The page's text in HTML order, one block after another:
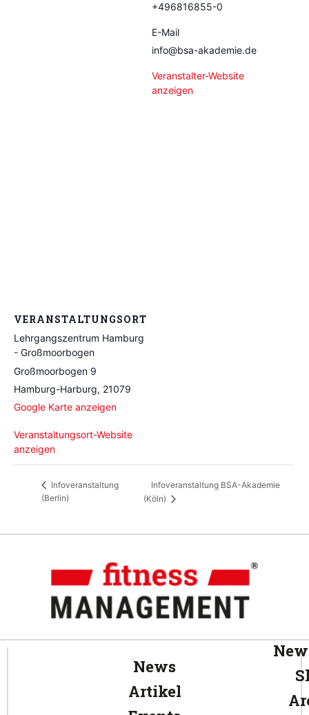
+496816855-0
E-Mail
info@bsa-akademie.de
Veranstalter-Website
anzeigen
VERANSTALTUNGSORT
Lehrgangszentrum Hamburg
- Großmoorbogen
Großmoorbogen 9
Hamburg-Harburg, 21079
Google Karte anzeigen
Veranstaltungsort-Website
anzeigen
Infoveranstaltung
(Berlin)
Infoveranstaltung BSA-Akademie
(Köln)
News
Artikel